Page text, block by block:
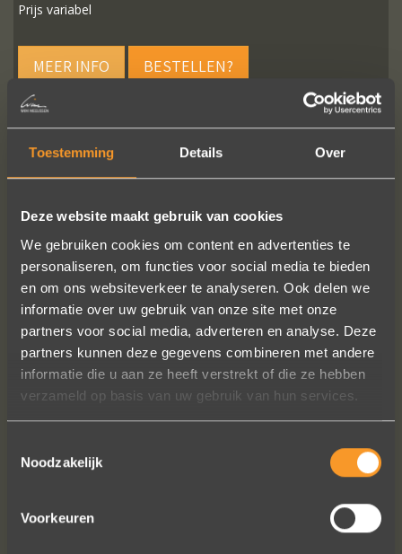
Toestemming Details Over
Deze website maakt gebruik van cookies
We gebruiken cookies om content en advertenties te
personaliseren, om functies voor social media te bieden
en om ons websiteverkeer te analyseren. Ook delen we
informatie over uw gebruik van onze site met onze
partners voor social media, adverteren en analyse. Deze
partners kunnen deze gegevens combineren met andere
informatie die u aan ze heeft verstrekt of die ze hebben
verzameld op basis van uw gebruik van hun services.
Noodzakelijk
Voorkeuren
Prijs variabel
MEER INFO BESTELLEN?
VOLG ONS OP SOCIALE MEDIA
In de ban van uw creaties zijn we
bezig met onze derde bestelling (uit
Frankrijk). De ontvangst is altijd zo
vriendelijk, het team reageert snel en
uitstekend advies. We hebben zojuist
paar steentjes aan toegevoegd, het